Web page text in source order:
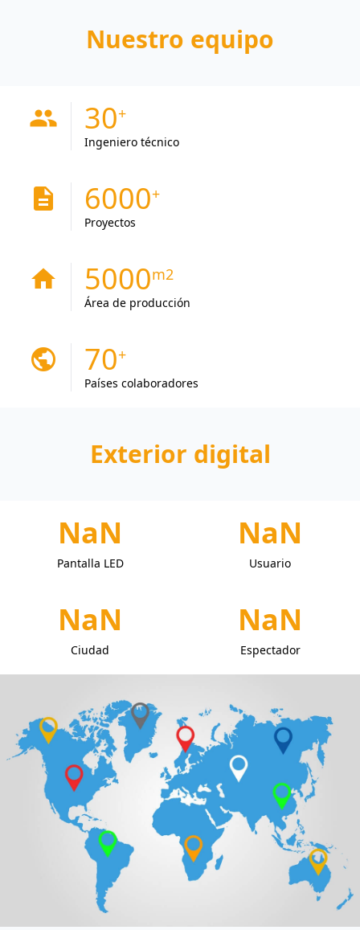
Nuestro equipo
people 30
Ingeniero técnico
description 6000
Proyectos
home 5000
Área de producción
public 70
Países colaboradores
Exterior digital
NaN
Pantalla LED
NaN
Usuario
NaN
Ciudad
NaN
Espectador